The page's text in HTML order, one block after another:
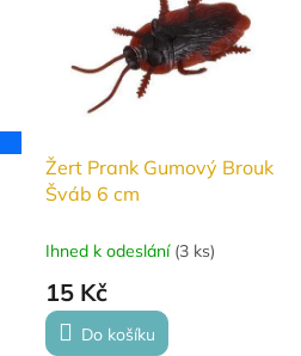
Žert Prank Gumový Brouk
Šváb 6 cm
Ihned k odeslání (3 ks)
15 Kč
Do košíku